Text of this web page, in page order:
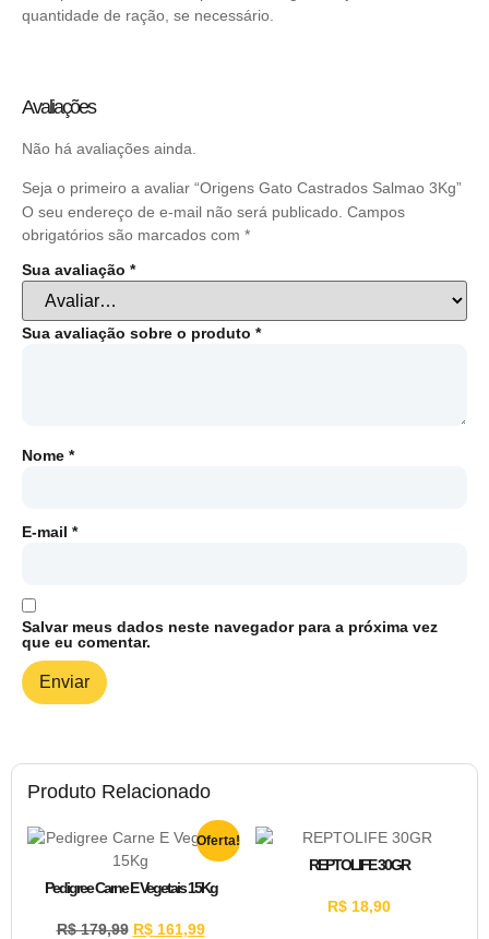
Produto Relacionado
Oferta!
Pedigree Carne E Vegetais 15Kg
R$179,99 R$161,99
REPTOLIFE 30GR
R$18,90
quantidade de ração, se necessário.
Avaliações
Não há avaliações ainda.
Seja o primeiro a avaliar “Origens Gato Castrados Salmao 3Kg”
O seu endereço de e-mail não será publicado. Campos
obrigatórios são marcados com *
Sua avaliação *
Sua avaliação sobre o produto *
Nome *
E-mail *
Salvar meus dados neste navegador para a próxima vez
que eu comentar.